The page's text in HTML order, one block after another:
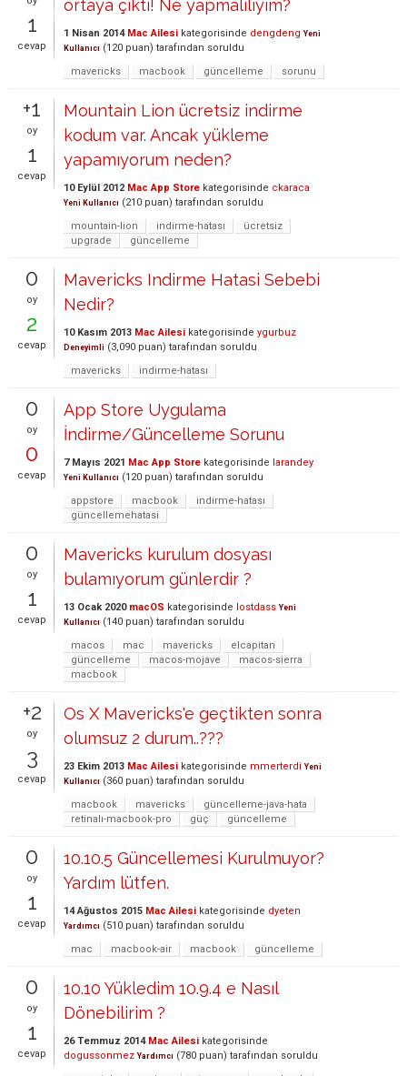
1
cevap
ortaya çıktı! Ne yapmalılıyım?
1 Nisan 2014 Mac Ailesi kategorisinde dengdeng Yeni
Kullanıcı (120 puan) tarafından soruldu
mavericks
macbook güncelleme sorunu
+1
oy
1
cevap
Mountain Lion ücretsiz indirme
kodum var. Ancak yükleme
yapamıyorum neden?
10 Eylül 2012 Mac App Store kategorisinde ckaraca
Yeni Kullanıcı (210 puan) tarafından soruldu
mountain-lion
indirme-hatası
ücretsiz
upgrade
güncelleme
0
oy
2
cevap
Mavericks Indirme Hatasi Sebebi
Nedir?
10 Kasım 2013 Mac Ailesi kategorisinde ygurbuz
Deneyimli (3,090 puan) tarafından soruldu
mavericks
indirme-hatası
0
oy
0
cevap
App Store Uygulama
İndirme/Güncelleme Sorunu
7 Mayıs 2021 Mac App Store kategorisinde larandey
Yeni Kullanıcı (120 puan) tarafından soruldu
appstore
macbook
indirme-hatası
güncellemehatasi
0
oy
1
cevap
Mavericks kurulum dosyası
bulamıyorum günlerdir ?
13 Ocak 2020 macOS kategorisinde lostdass Yeni
Kullanıcı (140 puan) tarafından soruldu
macos
mac mavericks
elcapitan
güncelleme
macos-mojave
macos-sierra
macbook
+2
oy
3
cevap
Os X Mavericks'e geçtikten sonra
olumsuz 2 durum..???
23 Ekim 2013 Mac Ailesi kategorisinde mmerterdi Yeni
Kullanıcı (360 puan) tarafından soruldu
macbook
mavericks
güncelleme-java-hata
retinalı-macbook-pro
güç güncelleme
0
oy
1
cevap
10.10.5 Güncellemesi Kurulmuyor?
Yardım lütfen.
14 Ağustos 2015 Mac Ailesi kategorisinde dyeten
Yardımcı (510 puan) tarafından soruldu
mac
macbook-air macbook güncelleme
0
oy
1
cevap
10.10 Yükledim 10.9.4 e Nasıl
Dönebilirim ?
26 Temmuz 2014 Mac Ailesi kategorisinde
dogussonmez Yardımcı (780 puan) tarafından soruldu